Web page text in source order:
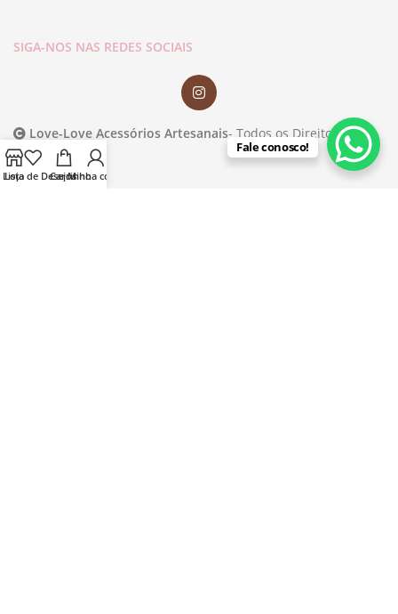
SIGA-NOS NAS REDES SOCIAIS
Love-Love Acessórios Artesanais- Todos os Direitos
Reservados.
Loja
Lista de Desejos
Carrinho
Minha conta
Fale conosco!